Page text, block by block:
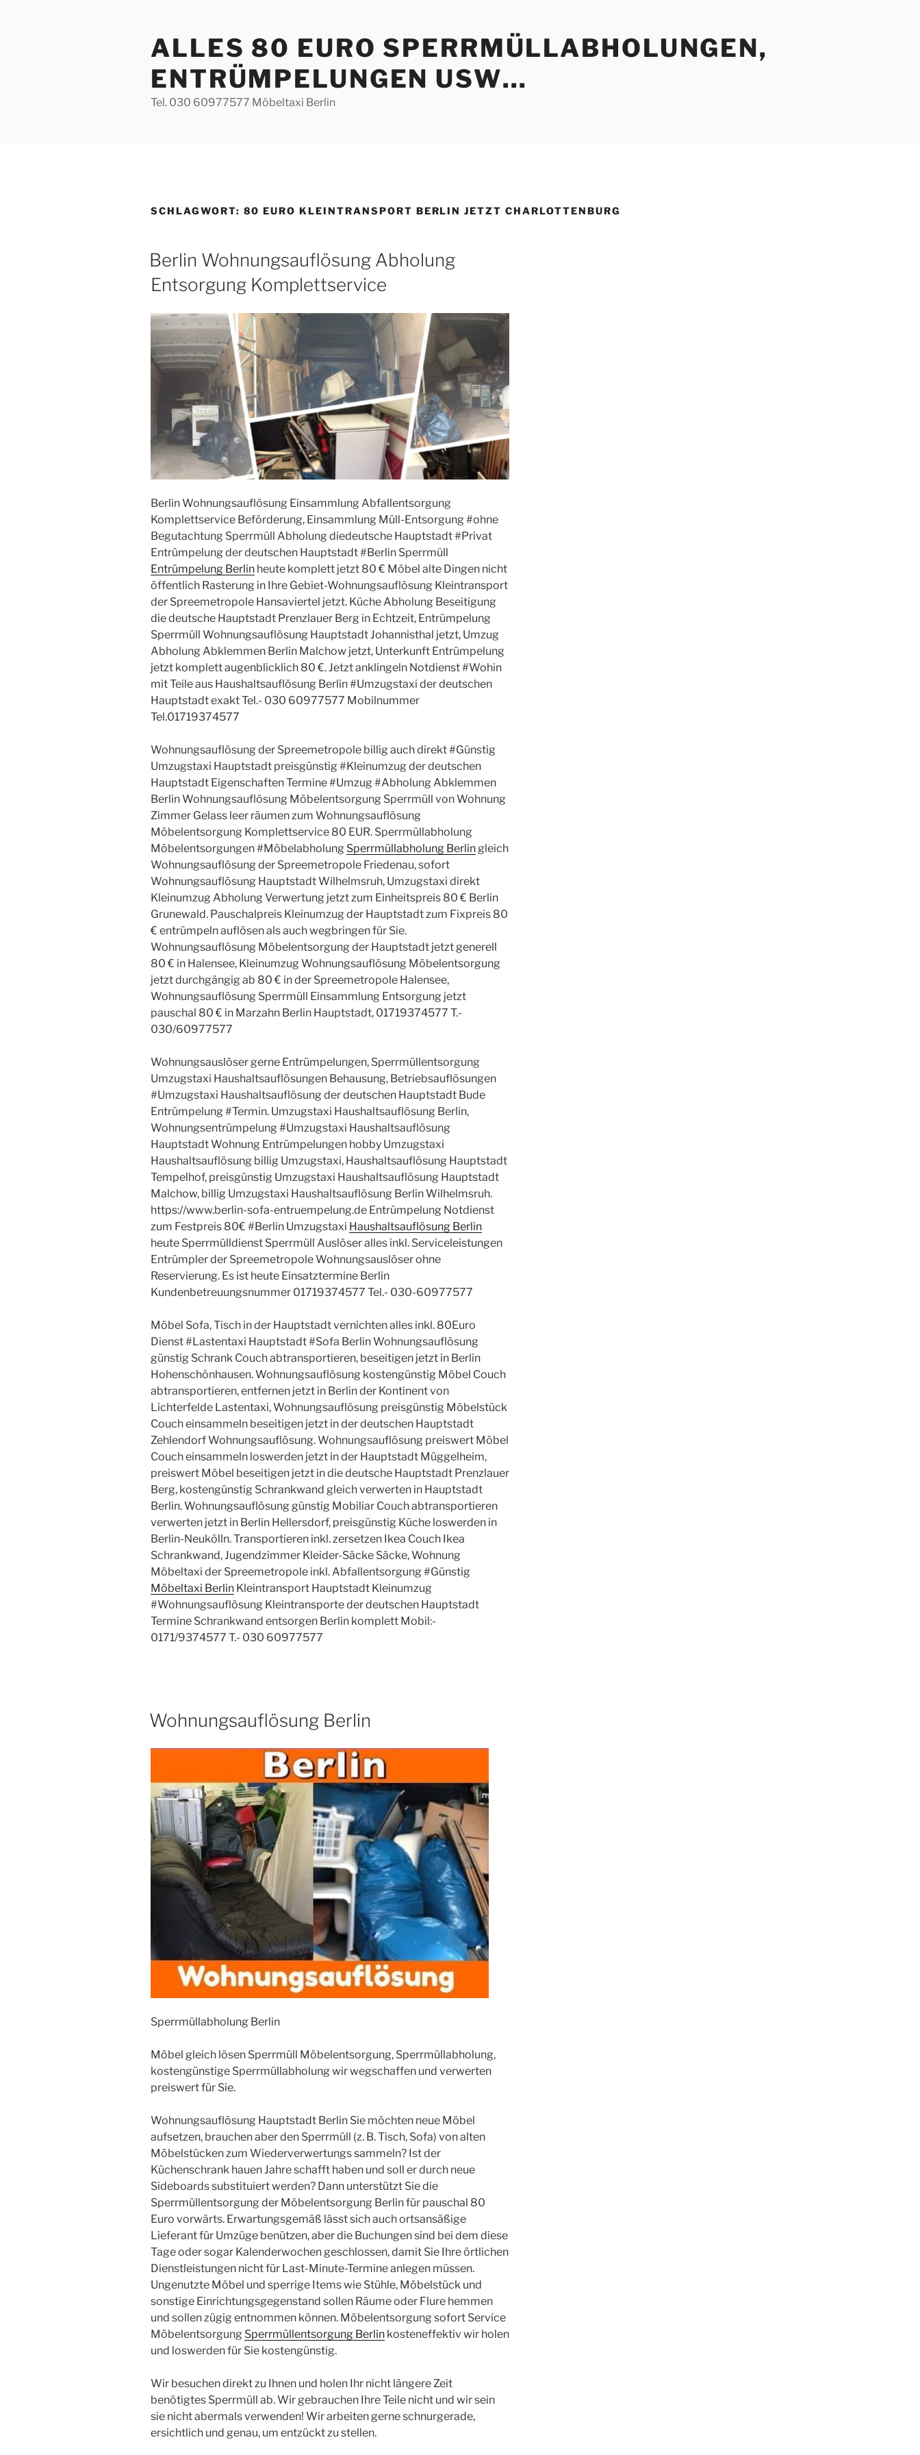
ALLES 80 EURO SPERRMÜLLABHOLUNGEN,
ENTRÜMPELUNGEN USW…
Tel. 030 60977577 Möbeltaxi Berlin
SCHLAGWORT: 80 EURO KLEINTRANSPORT BERLIN JETZT CHARLOTTENBURG
VERÖFFENTLICHT
AM
Berlin Wohnungsauflösung Abholung
Entsorgung Komplettservice
Berlin Wohnungsauflösung Einsammlung Abfallentsorgung
Komplettservice Beförderung, Einsammlung Müll-Entsorgung #ohne
Begutachtung Sperrmüll Abholung diedeutsche Hauptstadt #Privat
Entrümpelung der deutschen Hauptstadt #Berlin Sperrmüll
Entrümpelung Berlin heute komplett jetzt 80 € Möbel alte Dingen nicht
öffentlich Rasterung in Ihre Gebiet-Wohnungsauflösung Kleintransport
der Spreemetropole Hansaviertel jetzt. Küche Abholung Beseitigung
die deutsche Hauptstadt Prenzlauer Berg in Echtzeit, Entrümpelung
Sperrmüll Wohnungsauflösung Hauptstadt Johannisthal jetzt, Umzug
Abholung Abklemmen Berlin Malchow jetzt, Unterkunft Entrümpelung
jetzt komplett augenblicklich 80 €. Jetzt anklingeln Notdienst #Wohin
mit Teile aus Haushaltsauflösung Berlin #Umzugstaxi der deutschen
Hauptstadt exakt Tel.- 030 60977577 Mobilnummer
Tel.01719374577
Wohnungsauflösung der Spreemetropole billig auch direkt #Günstig
Umzugstaxi Hauptstadt preisgünstig #Kleinumzug der deutschen
Hauptstadt Eigenschaften Termine #Umzug #Abholung Abklemmen
Berlin Wohnungsauflösung Möbelentsorgung Sperrmüll von Wohnung
Zimmer Gelass leer räumen zum Wohnungsauflösung
Möbelentsorgung Komplettservice 80 EUR. Sperrmüllabholung
Möbelentsorgungen #Möbelabholung Sperrmüllabholung Berlin gleich
Wohnungsauflösung der Spreemetropole Friedenau, sofort
Wohnungsauflösung Hauptstadt Wilhelmsruh, Umzugstaxi direkt
Kleinumzug Abholung Verwertung jetzt zum Einheitspreis 80 € Berlin
Grunewald. Pauschalpreis Kleinumzug der Hauptstadt zum Fixpreis 80
€ entrümpeln auflösen als auch wegbringen für Sie.
Wohnungsauflösung Möbelentsorgung der Hauptstadt jetzt generell
80 € in Halensee, Kleinumzug Wohnungsauflösung Möbelentsorgung
jetzt durchgängig ab 80 € in der Spreemetropole Halensee,
Wohnungsauflösung Sperrmüll Einsammlung Entsorgung jetzt
pauschal 80 € in Marzahn Berlin Hauptstadt, 01719374577 T.-
030/60977577
Wohnungsauslöser gerne Entrümpelungen, Sperrmüllentsorgung
Umzugstaxi Haushaltsauflösungen Behausung, Betriebsauflösungen
#Umzugstaxi Haushaltsauflösung der deutschen Hauptstadt Bude
Entrümpelung #Termin. Umzugstaxi Haushaltsauflösung Berlin,
Wohnungsentrümpelung #Umzugstaxi Haushaltsauflösung
Hauptstadt Wohnung Entrümpelungen hobby Umzugstaxi
Haushaltsauflösung billig Umzugstaxi, Haushaltsauflösung Hauptstadt
Tempelhof, preisgünstig Umzugstaxi Haushaltsauflösung Hauptstadt
Malchow, billig Umzugstaxi Haushaltsauflösung Berlin Wilhelmsruh.
https://www.berlin-sofa-entruempelung.de Entrümpelung Notdienst
zum Festpreis 80€ #Berlin Umzugstaxi Haushaltsauflösung Berlin
heute Sperrmülldienst Sperrmüll Auslöser alles inkl. Serviceleistungen
Entrümpler der Spreemetropole Wohnungsauslöser ohne
Reservierung. Es ist heute Einsatztermine Berlin
Kundenbetreuungsnummer 01719374577 Tel.- 030-60977577
Möbel Sofa, Tisch in der Hauptstadt vernichten alles inkl. 80Euro
Dienst #Lastentaxi Hauptstadt #Sofa Berlin Wohnungsauflösung
günstig Schrank Couch abtransportieren, beseitigen jetzt in Berlin
Hohenschönhausen. Wohnungsauflösung kostengünstig Möbel Couch
abtransportieren, entfernen jetzt in Berlin der Kontinent von
Lichterfelde Lastentaxi, Wohnungsauflösung preisgünstig Möbelstück
Couch einsammeln beseitigen jetzt in der deutschen Hauptstadt
Zehlendorf Wohnungsauflösung. Wohnungsauflösung preiswert Möbel
Couch einsammeln loswerden jetzt in der Hauptstadt Müggelheim,
preiswert Möbel beseitigen jetzt in die deutsche Hauptstadt Prenzlauer
Berg, kostengünstig Schrankwand gleich verwerten in Hauptstadt
Berlin. Wohnungsauflösung günstig Mobiliar Couch abtransportieren
verwerten jetzt in Berlin Hellersdorf, preisgünstig Küche loswerden in
Berlin-Neukölln. Transportieren inkl. zersetzen Ikea Couch Ikea
Schrankwand, Jugendzimmer Kleider-Säcke Säcke, Wohnung
Möbeltaxi der Spreemetropole inkl. Abfallentsorgung #Günstig
Möbeltaxi Berlin Kleintransport Hauptstadt Kleinumzug
#Wohnungsauflösung Kleintransporte der deutschen Hauptstadt
Termine Schrankwand entsorgen Berlin komplett Mobil:-
0171/9374577 T.- 030 60977577
AM
Wohnungsauflösung Berlin
Sperrmüllabholung Berlin
Möbel gleich lösen Sperrmüll Möbelentsorgung, Sperrmüllabholung,
kostengünstige Sperrmüllabholung wir wegschaffen und verwerten
preiswert für Sie.
Wohnungsauflösung Hauptstadt Berlin Sie möchten neue Möbel
aufsetzen, brauchen aber den Sperrmüll (z. B. Tisch, Sofa) von alten
Möbelstücken zum Wiederverwertungs sammeln? Ist der
Küchenschrank hauen Jahre schafft haben und soll er durch neue
Sideboards substituiert werden? Dann unterstützt Sie die
Sperrmüllentsorgung der Möbelentsorgung Berlin für pauschal 80
Euro vorwärts. Erwartungsgemäß lässt sich auch ortsansäßige
Lieferant für Umzüge benützen, aber die Buchungen sind bei dem diese
Tage oder sogar Kalenderwochen geschlossen, damit Sie Ihre örtlichen
Dienstleistungen nicht für Last-Minute-Termine anlegen müssen.
Ungenutzte Möbel und sperrige Items wie Stühle, Möbelstück und
sonstige Einrichtungsgegenstand sollen Räume oder Flure hemmen
und sollen zügig entnommen können. Möbelentsorgung sofort Service
Möbelentsorgung Sperrmüllentsorgung Berlin kosteneffektiv wir holen
und loswerden für Sie kostengünstig.
Wir besuchen direkt zu Ihnen und holen Ihr nicht längere Zeit
benötigtes Sperrmüll ab. Wir gebrauchen Ihre Teile nicht und wir sein
sie nicht abermals verwenden! Wir arbeiten gerne schnurgerade,
ersichtlich und genau, um entzückt zu stellen.